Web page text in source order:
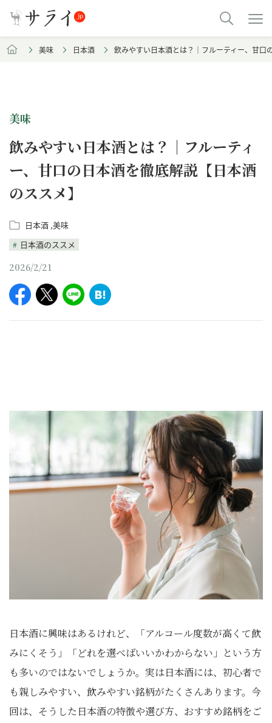
美味 日本酒 飲みやすい日本酒とは？｜フルーティー、甘口
美味
飲みやすい日本酒とは？｜フルーティ
ー、甘口の日本酒を徹底解説【日本酒
のススメ】
日本酒 美味
日本酒のススメ
2026/2/21
日本酒に興味はあるけれど、「アルコール度数が高くて飲
みにくそう」「どれを選べばいいかわからない」という方
も多いのではないでしょうか。実は日本酒には、初心者で
も親しみやすい、飲みやすい銘柄がたくさんあります。今
回は、そうした日本酒の特徴や選び方、おすすめ銘柄をご